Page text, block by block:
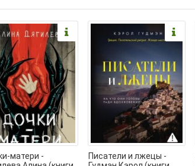
матери -
Писатели и лжецы -